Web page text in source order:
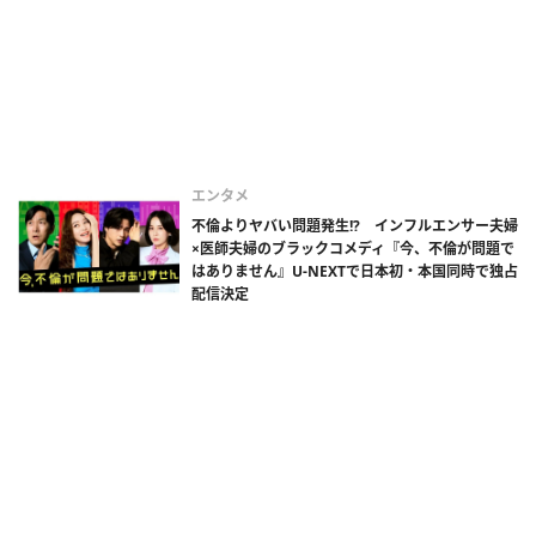
エンタメ
不倫よりヤバい問題発生!? インフルエンサー夫婦
×医師夫婦のブラックコメディ『今、不倫が問題で
はありません』U-NEXTで日本初・本国同時で独占
配信決定